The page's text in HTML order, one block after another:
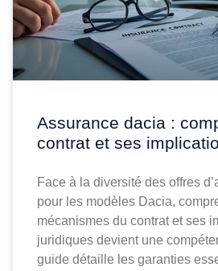
Assurance dacia :
contrat et ses
Face à la diversité des offres
pour les modèles Dacia,
mécanismes du contrat et ses
juridiques devient une
guide détaille les garanties